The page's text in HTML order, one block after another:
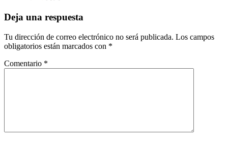
Deja una respuesta
Tu dirección de correo electrónico no será publicada. Los campos
obligatorios están marcados con *
Comentario *